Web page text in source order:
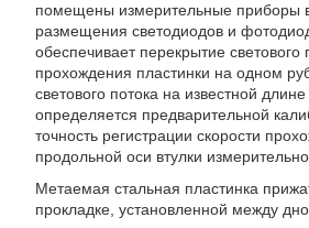
помещены измерительные приборы
размещения светодиодов и
обеспечивает перекрытие
прохождения пластинки на одном
светового потока на известной
определяется предварительной
точность регистрации скорости
продольной оси втулки
Метаемая стальная пластинка
прокладке, установленной между